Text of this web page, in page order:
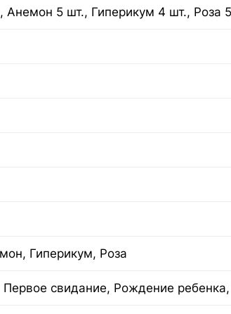
Анемон 5 шт., Гиперикум 4 шт., Роза
Гиперикум, Роза
свидание, Рождение